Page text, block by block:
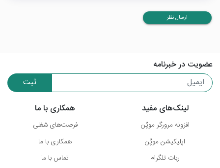
ارسال نظر
عضویت در خبرنامه
ثبت
لینک‌های مفید
افزونه مرورگر موپُن
اپلیکیشن موپُن
ربات تلگرام
همکاری با ما
فرصت‌های شغلی
همکاری با ما
تماس با ما